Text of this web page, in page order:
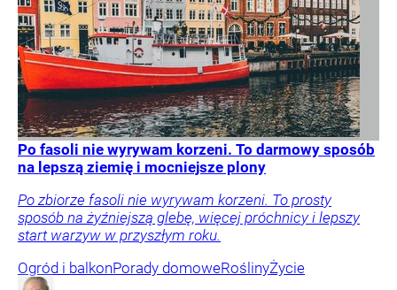
Po fasoli nie wyrywam korzeni. To darmowy sposób
na lepszą ziemię i mocniejsze plony
Po zbiorze fasoli nie wyrywam korzeni. To prosty
sposób na żyźniejszą glebę, więcej próchnicy i lepszy
start warzyw w przyszłym roku.
Ogród i balkonPorady domoweRoślinyŻycie